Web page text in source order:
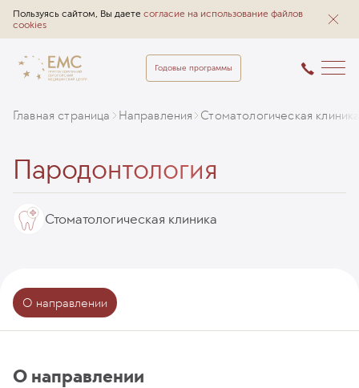
Пользуясь сайтом, Вы даете согласие на использование файлов
cookies
Годовые программы
Главная страница Направления Стоматологическая
Пародонтология
Стоматологическая клиника
О направлении
О направлении